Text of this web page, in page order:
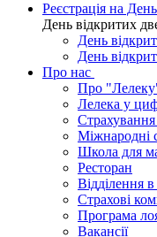
Реєстрація на
День відкритих
День
День
Про нас
Про
Лелека у
Страхування
Міжнародні
Школа для
Ресторан
Відділення
Страхові
Програма
Вакансії